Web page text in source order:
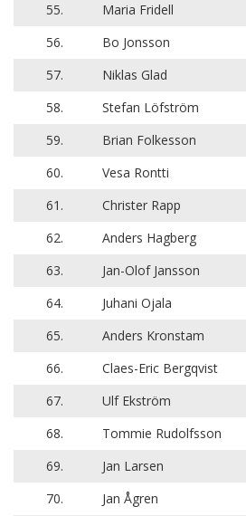
55.
Maria Fridell
56.
Bo Jonsson
57.
Niklas Glad
58.
Stefan Löfström
59.
Brian Folkesson
60.
Vesa Rontti
61.
Christer Rapp
62.
Anders Hagberg
63.
Jan-Olof Jansson
64.
Juhani Ojala
65.
Anders Kronstam
66.
Claes-Eric Bergqvist
67.
Ulf Ekström
68.
Tommie Rudolfsson
69.
Jan Larsen
70.
Jan Ågren